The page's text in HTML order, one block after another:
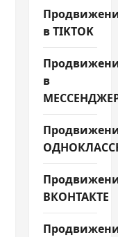
в TIKTOK
в
ВКОНТАКТЕ